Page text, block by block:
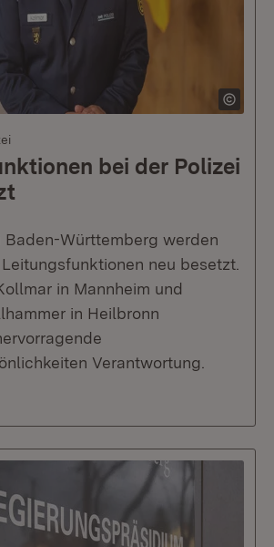
bei der Polizei
Baden-Württemberg werden
neu besetzt.
in Mannheim und
in Heilbronn
Verantwortung.